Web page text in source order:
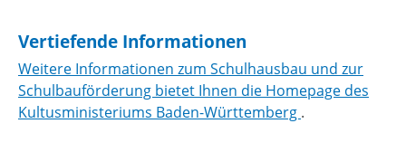
Vertiefende Informationen
Weitere Informationen zum Schulhausbau und zur
Schulbauförderung bietet Ihnen die Homepage des
Kultusministeriums Baden-Württemberg .